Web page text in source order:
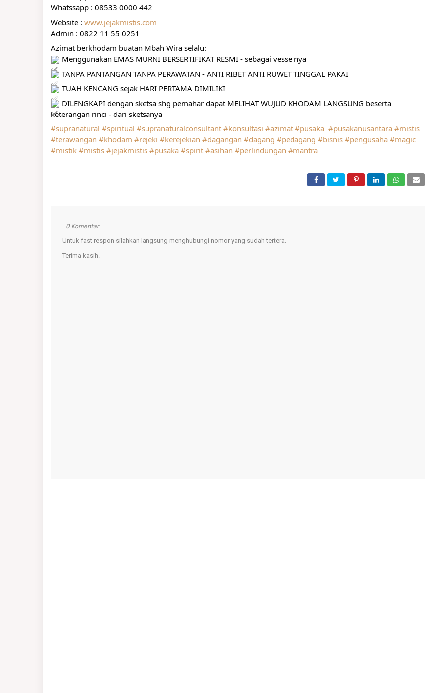
Whatssapp : 08533 0000 442
Website : www.jejakmistis.com
Admin : 0822 11 55 0251
Azimat berkhodam buatan Mbah Wira selalu:
Menggunakan EMAS MURNI BERSERTIFIKAT RESMI - sebagai vesselnya
TANPA PANTANGAN TANPA PERAWATAN - ANTI RIBET ANTI RUWET TINGGAL PAKAI
TUAH KENCANG sejak HARI PERTAMA DIMILIKI
DILENGKAPI dengan sketsa shg pemahar dapat MELIHAT WUJUD KHODAM LANGSUNG beserta
keterangan rinci - dari sketsanya
#supranatural #spiritual #supranaturalconsultant #konsultasi #azimat #pusaka #pusakanusantara #mistis
#terawangan #khodam #rejeki #kerejekian #dagangan #dagang #pedagang #bisnis #pengusaha #magic
#mistik #mistis #jejakmistis #pusaka #spirit #asihan #perlindungan #mantra
0 Komentar
Untuk fast respon silahkan langsung menghubungi nomor yang sudah tertera.
Terima kasih.